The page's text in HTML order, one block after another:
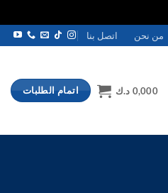
من نحن اتصل بنا
0,000 د.ك اتمام الطلبات